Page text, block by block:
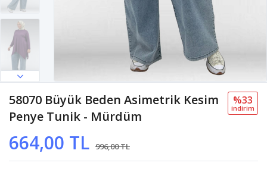
58070 Büyük Beden Asimetrik Kesim
Penye Tunik - Mürdüm
664,00 TL 996,00 TL
%33
i̇ndi̇ri̇m